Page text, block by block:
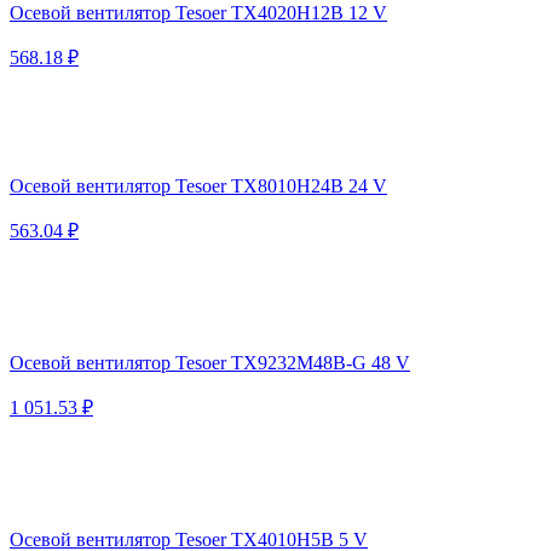
Осевой вентилятор Tesoer TX4020H12B 12 V
568.18 ₽
Осевой вентилятор Tesoer TX8010H24B 24 V
563.04 ₽
Осевой вентилятор Tesoer TX9232M48B-G 48 V
1 051.53 ₽
Осевой вентилятор Tesoer TX4010H5B 5 V